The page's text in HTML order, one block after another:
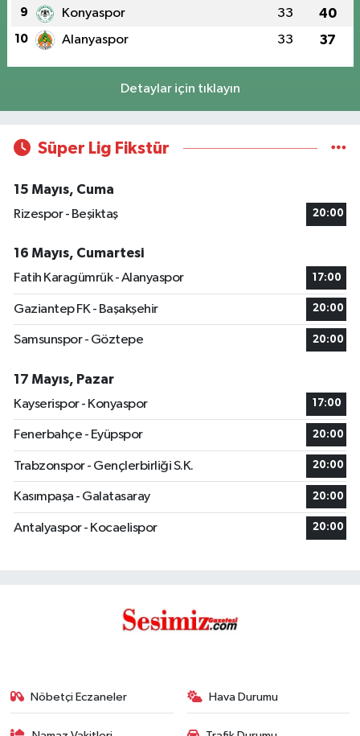
9 Konyaspor 33 40
10 Alanyaspor 33 37
Detaylar için tıklayın
Süper Lig Fikstür
15 Mayıs, Cuma
Rizespor - Beşiktaş
20:00
16 Mayıs, Cumartesi
Fatih Karagümrük - Alanyaspor
17:00
Gaziantep FK - Başakşehir 20:00
Samsunspor - Göztepe 20:00
17 Mayıs, Pazar
Kayserispor - Konyaspor
17:00
Fenerbahçe - Eyüpspor 20:00
Trabzonspor - Gençlerbirliği S.K. 20:00
Kasımpaşa - Galatasaray 20:00
Antalyaspor - Kocaelispor 20:00
Nöbetçi Eczaneler Hava Durumu